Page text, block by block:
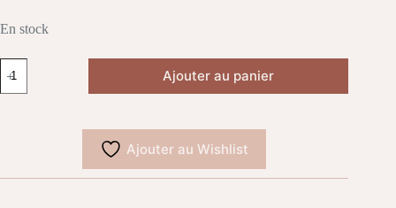
En stock
de
I'm
Ajouter au panier
Ajouter au Wishlist